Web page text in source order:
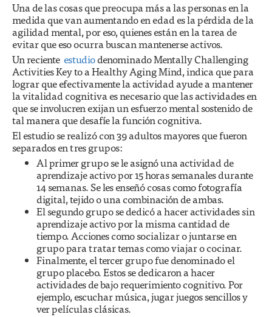
Una de las cosas que preocupa más a las personas en la
medida que van aumentando en edad es la pérdida de la
agilidad mental, por eso, quienes están en la tarea de
evitar que eso ocurra buscan mantenerse activos.
Un reciente estudiodenominado Mentally Challenging
Activities Key to a Healthy Aging Mind, indica que para
lograr que efectivamente la actividad ayude a mantener
la vitalidad cognitiva es necesario que las actividades en
que se involucren exijan un esfuerzo mental sostenido de
tal manera que desafíe la función cognitiva.
El estudio se realizó con 39 adultos mayores que fueron
separados en tres grupos:
Al primer grupo se le asignó una actividad de
aprendizaje activo por 15 horas semanales durante
14 semanas. Se les enseñó cosas como fotografía
digital, tejido o una combinación de ambas.
El segundo grupo se dedicó a hacer actividades sin
aprendizaje activo por la misma cantidad de
tiempo. Acciones como socializar o juntarse en
grupo para tratar temas como viajar o cocinar.
Finalmente, el tercer grupo fue denominado el
grupo placebo. Estos se dedicaron a hacer
actividades de bajo requerimiento cognitivo. Por
ejemplo, escuchar música, jugar juegos sencillos y
ver películas clásicas.